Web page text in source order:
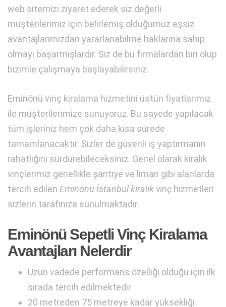
web sitemizi ziyaret ederek siz değerli
müşterilerimiz için belirlemiş olduğumuz eşsiz
avantajlarımızdan yararlanabilme haklarına sahip
olmayı başarmışlardır. Siz de bu firmalardan biri olup
bizimle çalışmaya başlayabilirsiniz.
Eminönü vinç kiralama hizmetini üstün fiyatlarımız
ile müşterilerimize sunuyoruz. Bu sayede yapılacak
tüm işleriniz hem çok daha kısa sürede
tamamlanacaktır. Sizler de güvenli iş yaptırmanın
rahatlığını sürdürebileceksiniz. Genel olarak kiralık
vinçlerimiz genellikle şantiye ve liman gibi alanlarda
tercih edilen Eminönü İstanbul kiralık vinç hizmetleri
sizlerin tarafınıza sunulmaktadır.
Eminönü Sepetli Vinç Kiralama
Avantajları Nelerdir
Uzun vadede performans özelliği olduğu için ilk
sırada tercih edilmektedir
20 metreden 75 metreye kadar yüksekliği